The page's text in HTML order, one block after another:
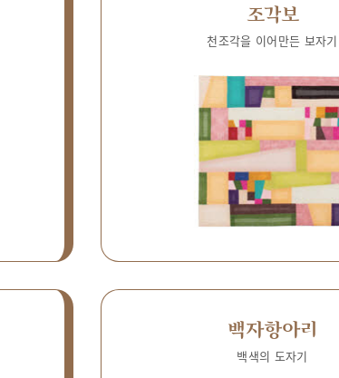
조각보
천조각을 이어만든 보자기
백자항아리
백색의 도자기